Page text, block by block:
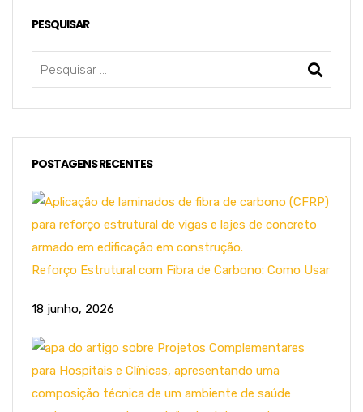
PESQUISAR
POSTAGENS RECENTES
Reforço Estrutural com Fibra de Carbono: Como Usar
18 junho, 2026